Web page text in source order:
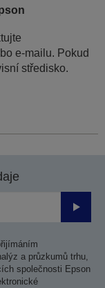
e-mailu. Pokud
středisko.
a průzkumů trhu,
společnosti Epson